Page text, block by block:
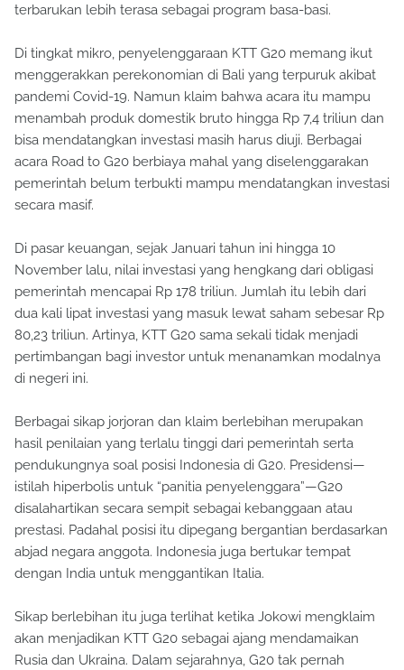
terbarukan lebih terasa sebagai program basa-basi.
Di tingkat mikro, penyelenggaraan KTT G20 memang ikut
menggerakkan perekonomian di Bali yang terpuruk akibat
pandemi Covid-19. Namun klaim bahwa acara itu mampu
menambah produk domestik bruto hingga Rp 7,4 triliun dan
bisa mendatangkan investasi masih harus diuji. Berbagai
acara Road to G20 berbiaya mahal yang diselenggarakan
pemerintah belum terbukti mampu mendatangkan investasi
secara masif.
Di pasar keuangan, sejak Januari tahun ini hingga 10
November lalu, nilai investasi yang hengkang dari obligasi
pemerintah mencapai Rp 178 triliun. Jumlah itu lebih dari
dua kali lipat investasi yang masuk lewat saham sebesar Rp
80,23 triliun. Artinya, KTT G20 sama sekali tidak menjadi
pertimbangan bagi investor untuk menanamkan modalnya
di negeri ini.
Berbagai sikap jorjoran dan klaim berlebihan merupakan
hasil penilaian yang terlalu tinggi dari pemerintah serta
pendukungnya soal posisi Indonesia di G20. Presidensi—
istilah hiperbolis untuk “panitia penyelenggara”—G20
disalahartikan secara sempit sebagai kebanggaan atau
prestasi. Padahal posisi itu dipegang bergantian berdasarkan
abjad negara anggota. Indonesia juga bertukar tempat
dengan India untuk menggantikan Italia.
Sikap berlebihan itu juga terlihat ketika Jokowi mengklaim
akan menjadikan KTT G20 sebagai ajang mendamaikan
Rusia dan Ukraina. Dalam sejarahnya, G20 tak pernah